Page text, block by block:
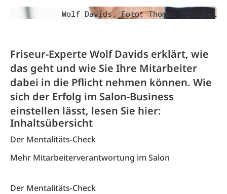
Wolf Davids, Foto: Thomas Schindel
Friseur-Experte Wolf Davids erklärt, wie
das geht und wie Sie Ihre Mitarbeiter
dabei in die Pflicht nehmen können. Wie
sich der Erfolg im Salon-Business
einstellen lässt, lesen Sie hier:
Inhaltsübersicht
Der Mentalitäts-Check
Mehr Mitarbeiterverantwortung im Salon
Der Mentalitäts-Check